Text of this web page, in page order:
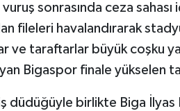
vuruş sonrasında ceza
fileleri havalandırarak
ve taraftarlar büyük coşku
Bigaspor finale yükselen
düdüğüyle birlikte Biga